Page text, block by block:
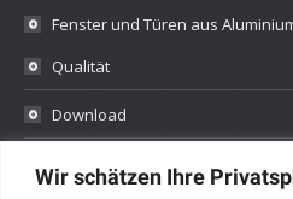
Wir schätzen Ihre
Fenster und Türen aus
Qualität
Download
Datenschutz